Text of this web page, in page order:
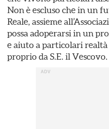
Non è escluso che in un
Reale, assieme
possa adoperarsi in un
e aiuto a particolari
proprio da S.E. il Vescovo.